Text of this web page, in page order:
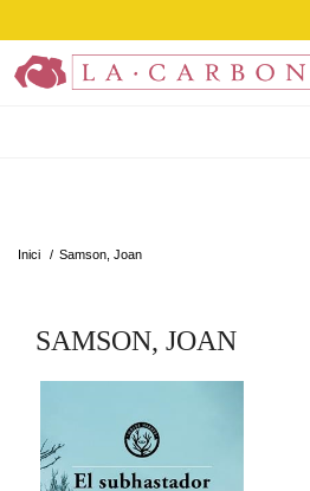
Inici / Samson, Joan
SAMSON, JOAN